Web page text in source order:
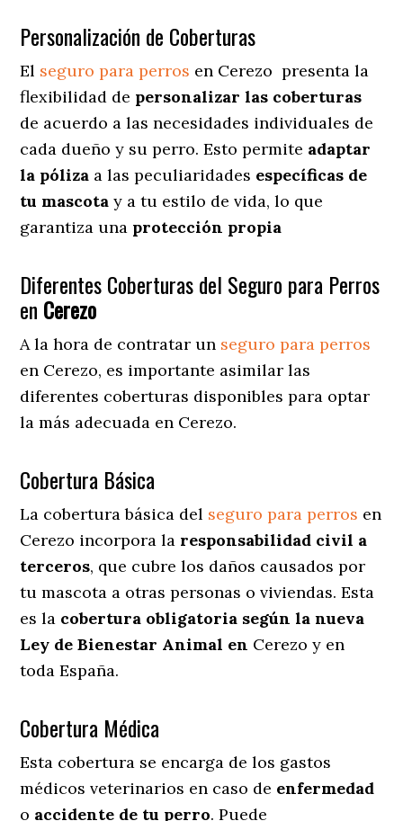
Personalización de Coberturas
El seguro para perros en Cerezo presenta la
flexibilidad de personalizar las coberturas
de acuerdo a las necesidades individuales de
cada dueño y su perro. Esto permite adaptar
la póliza a las peculiaridades específicas de
tu mascota y a tu estilo de vida, lo que
garantiza una protección propia
Diferentes Coberturas del Seguro para Perros
en Cerezo
A la hora de contratar un seguro para perros
en Cerezo, es importante asimilar las
diferentes coberturas disponibles para optar
la más adecuada en Cerezo.
Cobertura Básica
La cobertura básica del seguro para perros en
Cerezo incorpora la responsabilidad civil a
terceros, que cubre los daños causados por
tu mascota a otras personas o viviendas. Esta
es la cobertura obligatoria según la nueva
Ley de Bienestar Animal en Cerezo y en
toda España.
Cobertura Médica
Esta cobertura se encarga de los gastos
médicos veterinarios en caso de enfermedad
o accidente de tu perro. Puede